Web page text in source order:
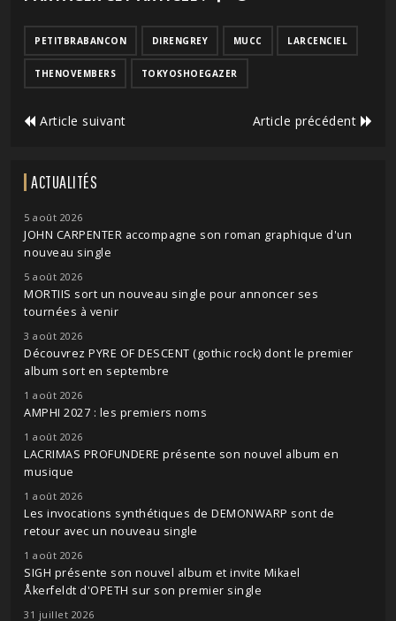
PETITBRABANCON DIRENGREY MUCC LARCENCIEL
THENOVEMBERS TOKYOSHOEGAZER
Article suivant Article précédent
ACTUALITÉS
5 août 2026
JOHN CARPENTER accompagne son roman graphique d'un
nouveau single
5 août 2026
MORTIIS sort un nouveau single pour annoncer ses
tournées à venir
3 août 2026
Découvrez PYRE OF DESCENT (gothic rock) dont le premier
album sort en septembre
1 août 2026
AMPHI 2027 : les premiers noms
1 août 2026
LACRIMAS PROFUNDERE présente son nouvel album en
musique
1 août 2026
Les invocations synthétiques de DEMONWARP sont de
retour avec un nouveau single
1 août 2026
SIGH présente son nouvel album et invite Mikael
Åkerfeldt d'OPETH sur son premier single
31 juillet 2026